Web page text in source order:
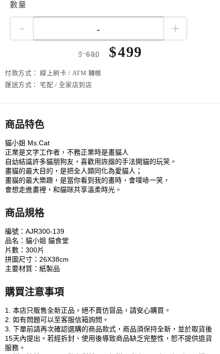
數量
- +
$690 $499
付款方式： 線上刷卡 / ATM 轉帳
運送方式：
宅配 / 全家店到店
商品特色
貓小姐 Ms.Cat
正業是文字工作者，不務正業時是畫貓人
自幼結識許多貓朋狗友，喜歡用詼諧的手法開貓的玩笑。
畫貓的最大目的，是把全人類同化為愛貓人；
畫貓的最大樂趣，是當你看到我的畫時，會噗哧一笑，
會想走進畫裡，和貓咪共享溫柔時光。
商品規格
編號：AJR300-139
品名：貓小姐 貓食堂
片數：300片
拼圖尺寸：26X38cm
主要材質：紙製品
購買注意事項
1. 本店只販售全新正品，絕不賣仿冒品，請安心購買。
2. 如有問題可以至客服信箱詢問。
3. 下單前請再次確認選購的商品款式，商品須保持全新，並於取貨後
15天內提出。若經拆封、使用後導致商品缺乏完整性，恕不提供退貨
服務。